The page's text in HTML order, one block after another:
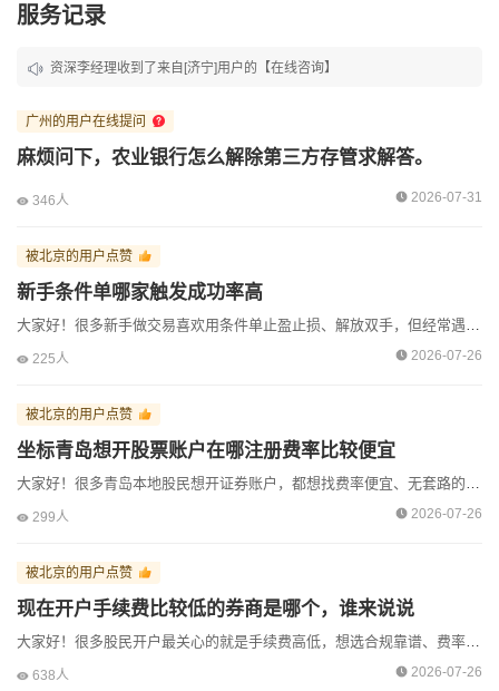
服务记录
资深李经理收到了来自[济宁]用户的【在线咨询】
资深李经理收到了来自[黄冈]用户的【预约咨询】
资深李经理收到了来自[北京]用户的【微信咨询】
资深李经理收到了来自[北京]用户的【微信咨询】
资深李经理收到了来自[泉州]用户的【预约咨询】
资深李经理收到了来自[泉州]用户的【预约咨询】
资深李经理收到了来自[上海]用户的【在线咨询】
资深李经理收到了来自[济南]用户的【预约咨询】
资深李经理收到了来自[上海]用户的【在线咨询】
资深李经理收到了来自[广州]用户的【预约咨询】
广州的用户在线提问
麻烦问下，农业银行怎么解除第三方存管求解答。
346人 2026-07-31
被北京的用户点赞
新手条件单哪家触发成功率高
大家好！很多新手做交易喜欢用条件单止盈止损、解放双手，但经常遇到价格到了却不触发、延迟触发、断网失效等问题。对新手来说，条件单好不好用，核心看云端托管稳定性、高行情承载能力、触发响应速度，而非功...
225人 2026-07-26
被北京的用户点赞
坐标青岛想开股票账户在哪注册费率比较便宜
大家好！很多青岛本地股民想开证券账户，都想找费率便宜、无套路的正规渠道。不少人习惯性去本地券商营业部，或是直接在券商APP自助注册，最后都会开通默认高佣金账户，长期交易成本偏高。其实青岛开户不用...
299人 2026-07-26
被北京的用户点赞
现在开户手续费比较低的券商是哪个，谁来说说
大家好！很多股民开户最关心的就是手续费高低，想选合规靠谱、费率实惠的券商。这里先普及一个行业常识：市面上所有券商，APP直接裸开、线下营业部开户，都是默认标准高佣金。想要低手续费，不靠券商品牌大...
638人 2026-07-26